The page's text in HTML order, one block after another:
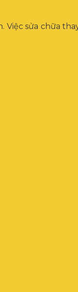
sửa chữa